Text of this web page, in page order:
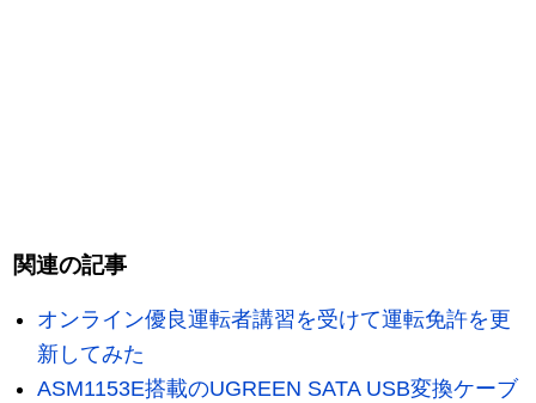
関連の記事
オンライン優良運転者講習を受けて運転免許を更
新してみた
ASM1153E搭載のUGREEN SATA USB変換ケーブ